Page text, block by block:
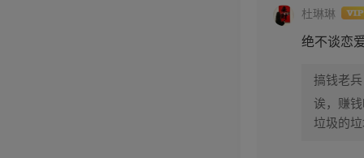
杜琳琳
绝不谈恋
搞钱老兵
诶，赚
垃圾的